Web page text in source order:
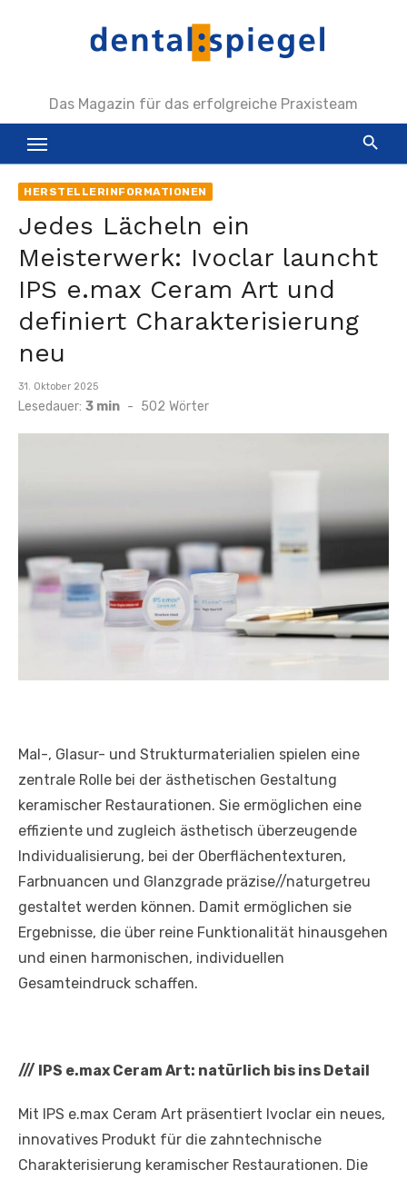
Das Magazin für das erfolgreiche Praxisteam
HERSTELLERINFORMATIONEN
Jedes Lächeln ein
Meisterwerk: Ivoclar launcht
IPS e.max Ceram Art und
definiert Charakterisierung
neu
Veröffentlicht
am
31. Oktober 2025
Lesedauer: 3 min - 502 Wörter
Mal-, Glasur- und Strukturmaterialien spielen eine
zentrale Rolle bei der ästhetischen Gestaltung
keramischer Restaurationen. Sie ermöglichen eine
effiziente und zugleich ästhetisch überzeugende
Individualisierung, bei der Oberflächentexturen,
Farbnuancen und Glanzgrade präzise//naturgetreu
gestaltet werden können. Damit ermöglichen sie
Ergebnisse, die über reine Funktionalität hinausgehen
und einen harmonischen, individuellen
Gesamteindruck schaffen.
/// IPS e.max Ceram Art: natürlich bis ins Detail
Mit IPS e.max Ceram Art präsentiert Ivoclar ein neues,
innovatives Produkt für die zahntechnische
Charakterisierung keramischer Restaurationen. Die